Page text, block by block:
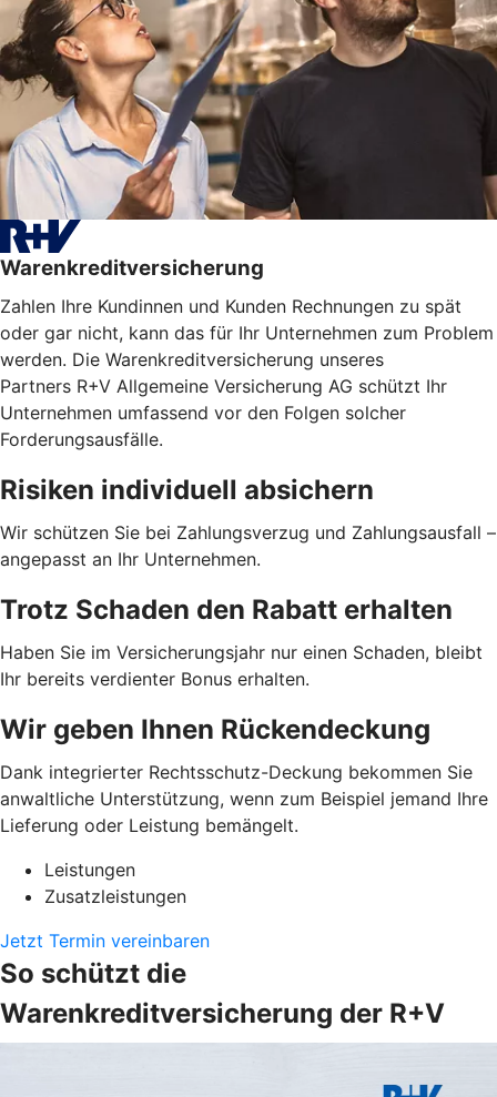
Warenkreditversicherung
Zahlen Ihre Kundinnen und Kunden Rechnungen zu spät
oder gar nicht, kann das für Ihr Unternehmen zum Problem
werden. Die Warenkreditversicherung unseres
Partners R+V Allgemeine Versicherung AG schützt Ihr
Unternehmen umfassend vor den Folgen solcher
Forderungsausfälle.
Risiken individuell absichern
Wir schützen Sie bei Zahlungsverzug und Zahlungsausfall –
angepasst an Ihr Unternehmen.
Trotz Schaden den Rabatt erhalten
Haben Sie im Versicherungsjahr nur einen Schaden, bleibt
Ihr bereits verdienter Bonus erhalten.
Wir geben Ihnen Rückendeckung
Dank integrierter Rechtsschutz-Deckung bekommen Sie
anwaltliche Unterstützung, wenn zum Beispiel jemand Ihre
Lieferung oder Leistung bemängelt.
Leistungen
Zusatzleistungen
Jetzt Termin vereinbaren
So schützt die
Warenkreditversicherung der R+V